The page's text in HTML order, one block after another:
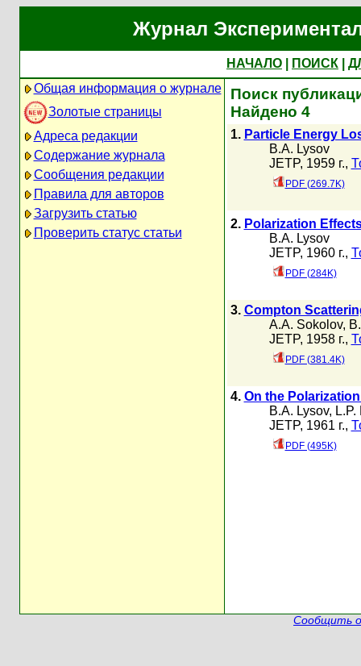
Журнал
НАЧАЛО ПОИСК
Общая информация о журнале
Золотые страницы
Адреса редакции
Содержание журнала
Сообщения редакции
Правила для авторов
Загрузить статью
Проверить статус статьи
Поиск
Найдено 4
1. Particle Energy
B.A. Lysov
JETP, 1959 г.,
PDF (269.7K)
2. Polarization
B.A. Lysov
JETP, 1960 г.,
PDF (284K)
3. Compton
A.A. Sokolov,
JETP, 1958 г.,
PDF (381.4K)
4. On the
B.A. Lysov,
JETP, 1961 г.,
PDF (495K)
Сообщить о